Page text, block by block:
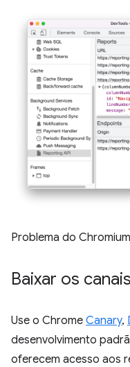
Problema do
Baixar os
Use o Chrome Canary,
desenvolvimento
oferecem acesso aos